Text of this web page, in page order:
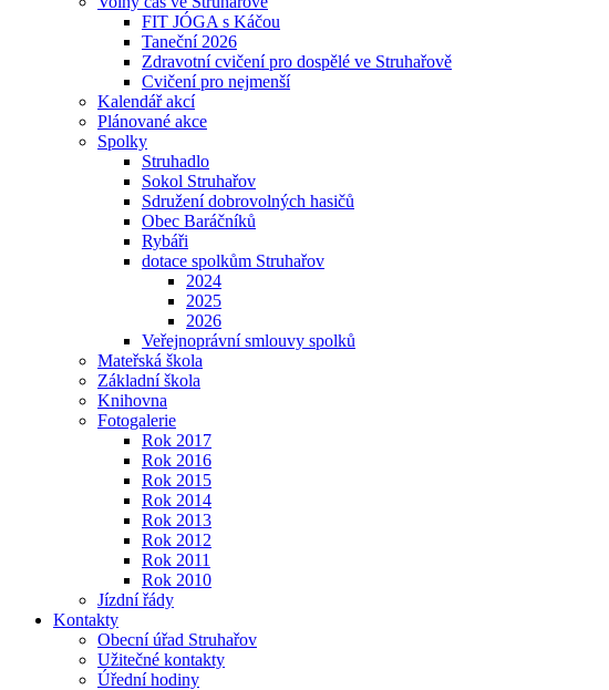
FIT JÓGA s Káčou
Taneční 2026
Zdravotní cvičení pro dospělé ve Struhařově
Cvičení pro nejmenší
Kalendář akcí
Plánované akce
Spolky
Struhadlo
Sokol Struhařov
Sdružení dobrovolných hasičů
Obec Baráčníků
Rybáři
dotace spolkům Struhařov
2024
2025
2026
Veřejnoprávní smlouvy spolků
Mateřská škola
Základní škola
Knihovna
Fotogalerie
Rok 2017
Rok 2016
Rok 2015
Rok 2014
Rok 2013
Rok 2012
Rok 2011
Rok 2010
Jízdní řády
Kontakty
Obecní úřad Struhařov
Užitečné kontakty
Úřední hodiny